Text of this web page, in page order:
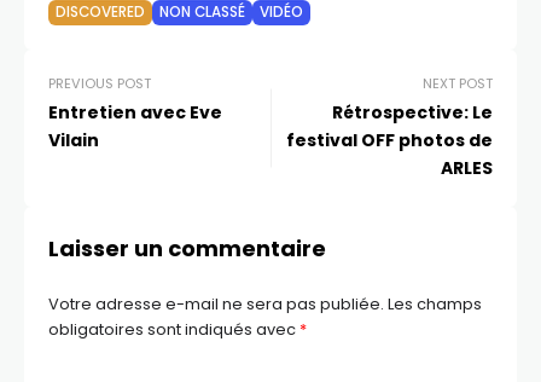
DISCOVERED
NON CLASSÉ VIDÉO
PREVIOUS POST
Entretien avec Eve
Vilain
NEXT POST
Rétrospective: Le
festival OFF photos de
ARLES
Laisser un commentaire
Votre adresse e-mail ne sera pas publiée. Les champs
obligatoires sont indiqués avec *